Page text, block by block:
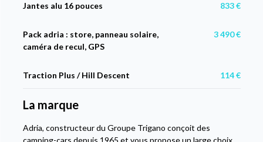
Jantes alu 16 pouces 833 €
Pack adria : store, panneau solaire,
caméra de recul, GPS
3 490 €
Traction Plus / Hill Descent 114 €
La marque
Adria, constructeur du Groupe Trigano conçoit des
camping-cars depuis 1965 et vous propose un large choix